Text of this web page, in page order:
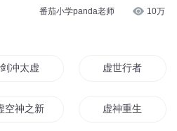
番茄小学panda老师 10万
剑冲太虚 虚世行者
空神之新时代 虚神重生